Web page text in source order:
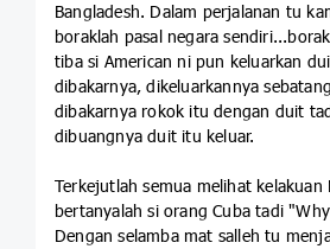
Bangladesh. Dalam perjalanan tu
boraklah pasal negara
tiba si American ni pun keluarkan
dibakarnya, dikeluarkannya
dibakarnya rokok itu dengan duit
dibuangnya duit itu keluar.
Terkejutlah semua melihat
bertanyalah si orang Cuba tadi
Dengan selamba mat salleh tu